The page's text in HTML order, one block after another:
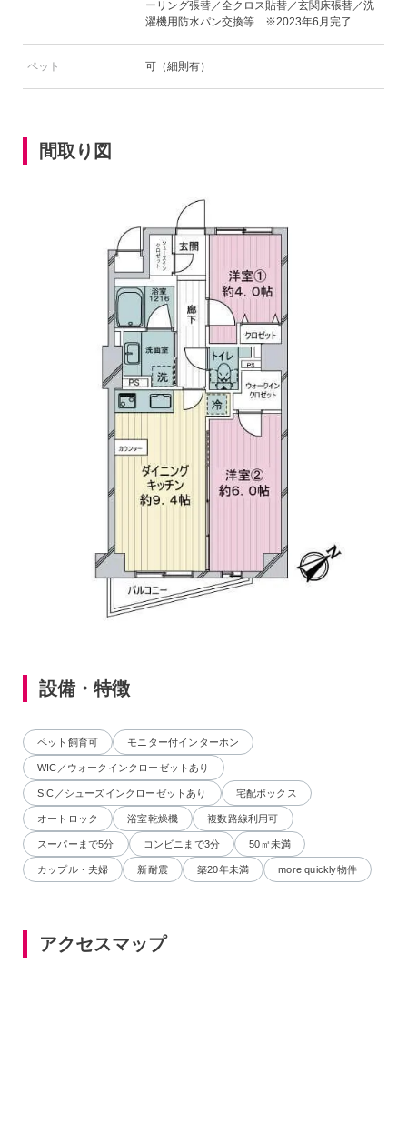
ーリング張替／全クロス貼替／玄関床張替／洗
濯機用防水パン交換等 ※2023年6月完了
ペット 可（細則有）
間取り図
設備・特徴
ペット飼育可 モニター付インターホン
WIC／ウォークインクローゼットあり
SIC／シューズインクローゼットあり 宅配ボックス
オートロック 浴室乾燥機 複数路線利用可
スーパーまで5分 コンビニまで3分 50㎡未満
カップル・夫婦 新耐震 築20年未満 more quickly物件
アクセスマップ